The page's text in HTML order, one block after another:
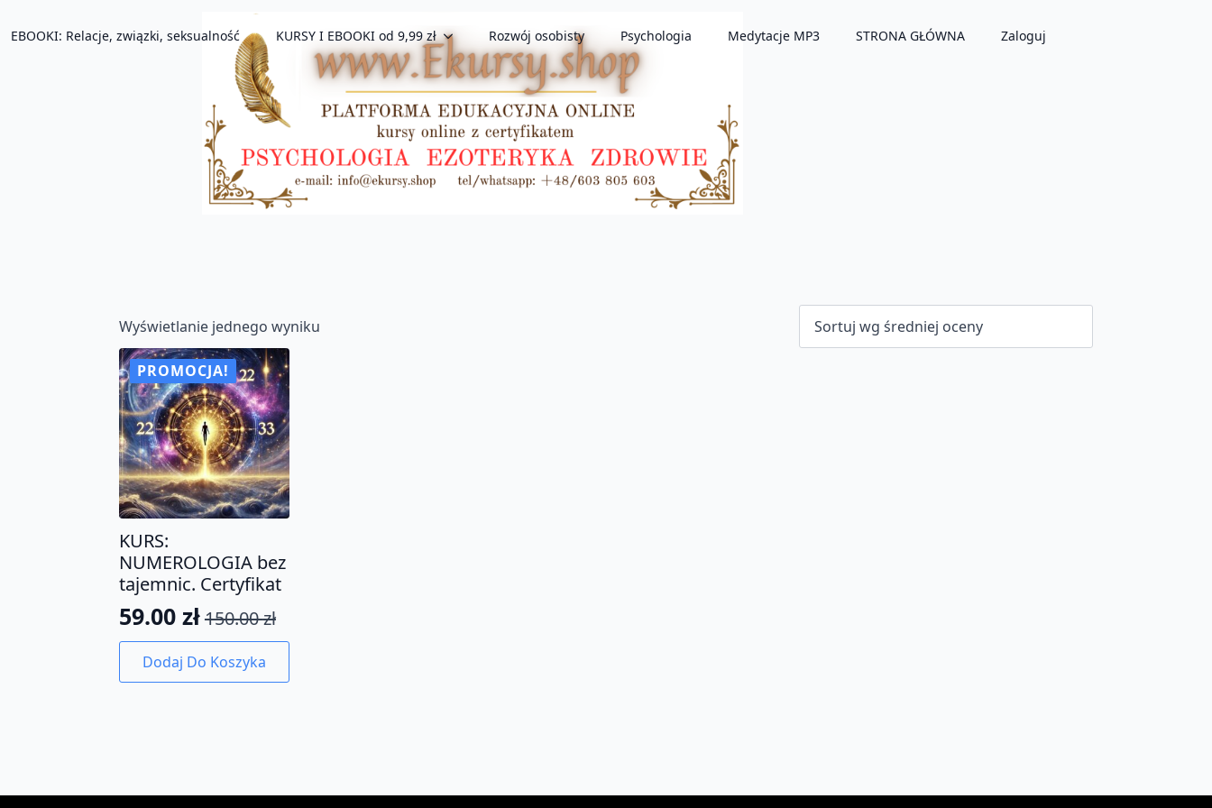
EBOOKI: Relacje, związki, seksualność KURSY I EBOOKI od 9,99 zł Rozwój osobisty Psychologia Medytacje MP3 STRONA GŁÓWNA Zaloguj
Wyświetlanie jednego wyniku
PROMOCJA!
KURS:
NUMEROLOGIA bez
tajemnic. Certyfikat
150.00zł
Pierwotna
cena
wynosiła:
59.00 zł
Aktualna
cena
wynosi:
Dodaj Do Koszyka